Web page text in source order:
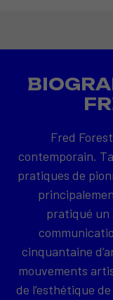
Fred
contemporain.
pratiques de
pratiqué un
cinquantaine
mouvements
de l’esthétique